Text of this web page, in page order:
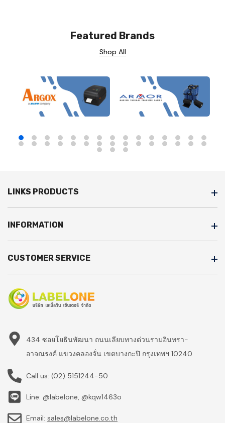
Featured Brands
Shop All
LINKS PRODUCTS
INFORMATION
CUSTOMER SERVICE
434 ซอยโยธินพัฒนา ถนนเลียบทางด่วนรามอินทรา-
อาจณรงค์ แขวงคลองจั่น เขตบางกะปิ กรุงเทพฯ 10240
Call us: (02) 5151244-50
Line: @labelone, @kqw1463o
Email: sales@labelone.co.th